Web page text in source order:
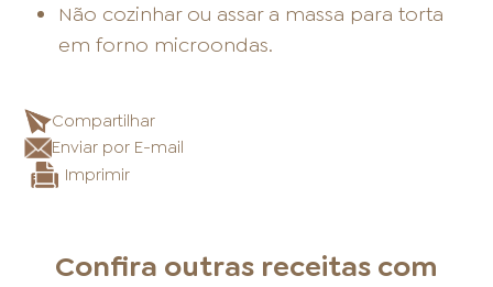
Não cozinhar ou assar a massa para torta
em forno microondas.
Compartilhar
Enviar por E-mail
Imprimir
Confira outras receitas com